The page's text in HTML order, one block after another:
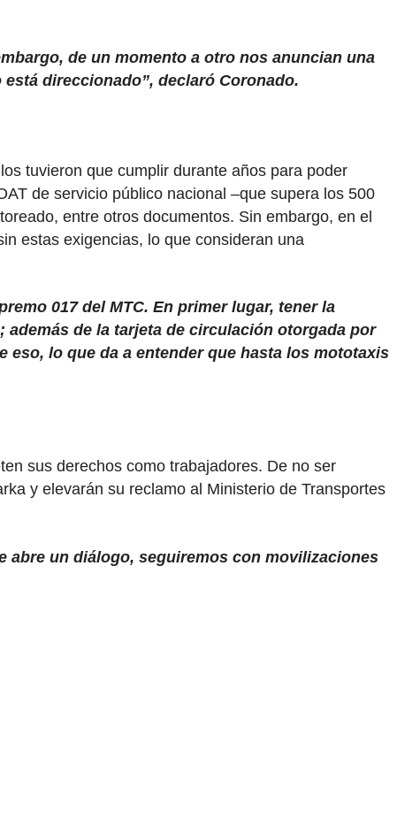
de un momento a otro nos anuncian una
direccionado”, declaró Coronado.
tuvieron que cumplir durante años para poder
de servicio público nacional –que supera los 500
entre otros documentos. Sin embargo, en el
estas exigencias, lo que consideran una
017 del MTC. En primer lugar, tener la
de la tarjeta de circulación otorgada por
lo que da a entender que hasta los mototaxis
sus derechos como trabajadores. De no ser
y elevarán su reclamo al Ministerio de Transportes
abre un diálogo, seguiremos con movilizaciones